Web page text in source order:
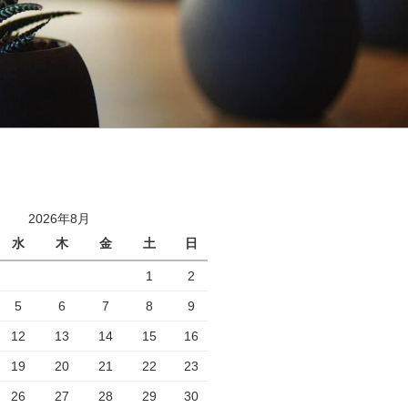
2026年8月
水
木 金 土 日
1 2
5 6 7 8 9
12 13 14 15 16
19 20 21 22 23
26 27 28 29 30